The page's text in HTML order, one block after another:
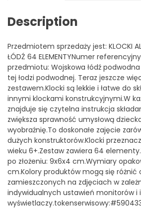
Description
Przedmiotem sprzedaży jest: KLOCKI
ŁÓDŹ 64 ELEMENTYNumer
przedmiotu: Wojskowa łódź podwodna
tej łodzi podwodnej. Teraz jeszcze
zestawem.Klocki są lekkie i łatwe do
innymi klockami konstrukcyjnymi.W
znajduje się czytelna instrukcja
zwiększa sprawność umysłową
wyobraźnię.To doskonałe zajęcie
dużych konstruktorów.Klocki
wieku 6+.Zestaw zawiera 64
po złożeniu: 9x6x4 cm.Wymiary
cm.Kolory produktów mogą się różnić
zamieszczonych na zdjęciach w
indywidualnych ustawień monitorów i